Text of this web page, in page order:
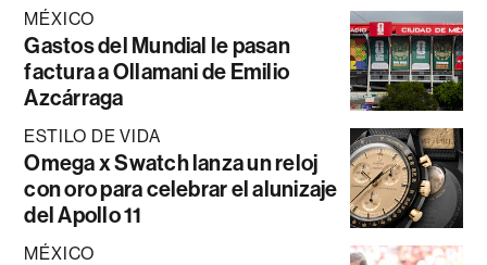
MÉXICO
Gastos del Mundial le pasan
factura a Ollamani de Emilio
Azcárraga
ESTILO DE VIDA
Omega x Swatch lanza un reloj
con oro para celebrar el alunizaje
del Apollo 11
MÉXICO